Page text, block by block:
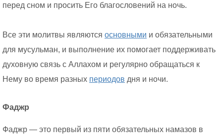
перед сном и просить Его благословений на ночь.
Все эти молитвы являются основными и обязательными
для мусульман, и выполнение их помогает поддерживать
духовную связь с Аллахом и регулярно обращаться к
Нему во время разных периодов дня и ночи.
Фаджр
Фаджр — это первый из пяти обязательных намазов в